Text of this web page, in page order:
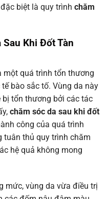
biệt là quy trình chăm
Sau Khi Đốt Tàn
một quá trình tổn thương
bào sắc tố. Vùng da này
bị tổn thương bởi các tác
chăm sóc da sau khi đốt
công của quá trình
tuân thủ quy trình chăm
hệ quả không mong
mức, vùng da vừa điều trị